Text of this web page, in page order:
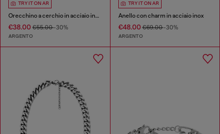
TRY IT ON AR
Orecchino a cerchio in acciaio inossidabile
€38.00 €55.00-30%
ARGENTO
TRY IT ON AR
Anello con charm in acciaio inox
€48.00€69.00-30%
ARGENTO